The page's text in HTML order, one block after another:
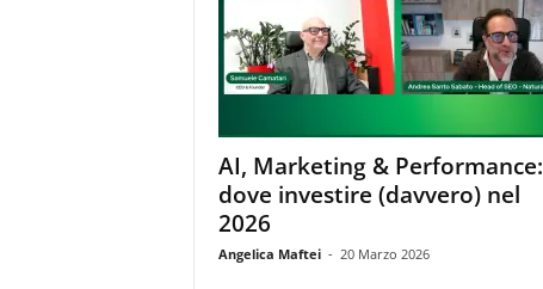
AI, Marketing & Performance:
dove investire (davvero) nel
2026
Angelica Maftei - 20 Marzo 2026